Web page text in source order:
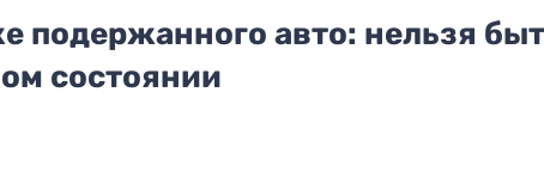
подержанного авто: нельзя
состоянии